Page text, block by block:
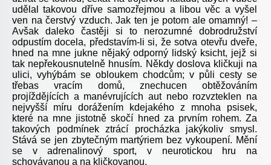
udělal takovou dříve samozřejmou a libou věc a vyšel
ven na čerstvý vzduch. Jak ten je potom ale omamný! –
Avšak daleko častěji si to nerozumné dobrodružství
odpustím docela, představím-li si, že sotva otevřu dveře,
hned na mne jukne nějaký odporný lidský ksicht, jejž si
tak nepřekousnutelně hnusím. Někdy doslova kličkuji na
ulici, vyhýbám se obloukem chodcům; v půli cesty se
třebas vracím domů, znechucen obtěžováním
projíždějících a manévrujících aut nebo rozvzteklen na
nejvyšší míru dorážením kdejakého z mnoha psisek,
které na mne jistotně skočí hned za prvním rohem. Za
takových podmínek ztrácí procházka jakýkoliv smysl.
Stává se jen zbytečným martýriem bez vykoupení. Mění
se v adrenalinový sport, v neurotickou hru na
schovávanou a na kličkovanou.